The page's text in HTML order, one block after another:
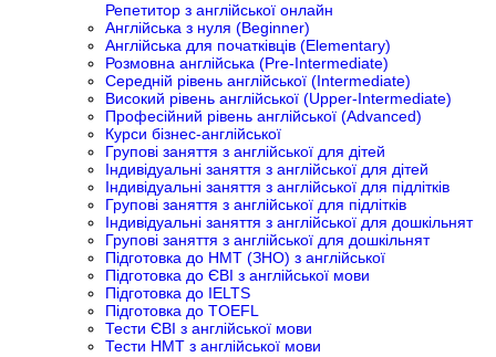
Репетитор з англійської онлайн
Англійська з нуля (Beginner)
Англійська для початківців (Elementary)
Розмовна англійська (Pre-Intermediate)
Середній рівень англійської (Intermediate)
Високий рівень англійської (Upper-Intermediate)
Професійний рівень англійської (Advanced)
Курси бізнес-англійської
Групові заняття з англійської для дітей
Індивідуальні заняття з англійської для дітей
Індивідуальні заняття з англійської для підлітків
Групові заняття з англійської для підлітків
Індивідуальні заняття з англійської для дошкільнят
Групові заняття з англійської для дошкільнят
Підготовка до НМТ (ЗНО) з англійської
Підготовка до ЄВІ з англійської мови
Підготовка до IELTS
Підготовка до TOEFL
Тести ЄВІ з англійської мови
Тести НМТ з англійської мови